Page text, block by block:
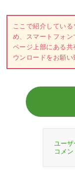
ここで紹介してい
め、スマートフォン
ページ上部にある
ウンロードをお願い
ユー
コメン